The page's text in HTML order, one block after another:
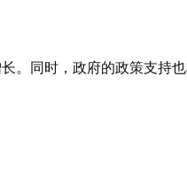
同时，政府的政策支持